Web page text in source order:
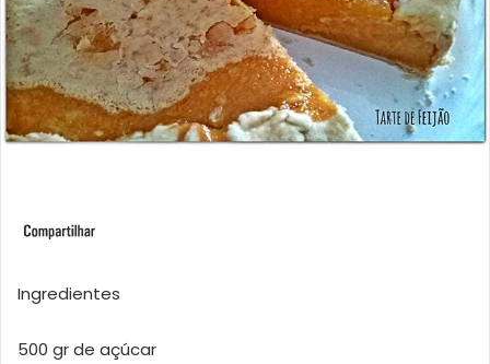
Ingredientes
500 gr de açúcar